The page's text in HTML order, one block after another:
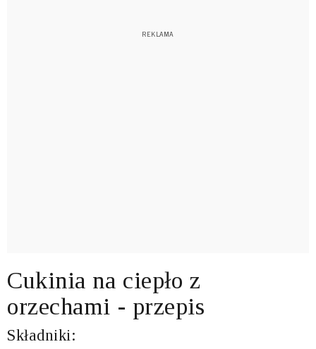
Cukinia na ciepło z
orzechami - przepis
Składniki: